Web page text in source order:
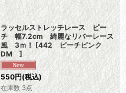
ラッセルストレッチレース ピー
チ 幅7.2cm 綺麗なリバーレース
風 3ｍ！ [442 ピーチピンク
DM]
550円(税込)
在庫数 3点